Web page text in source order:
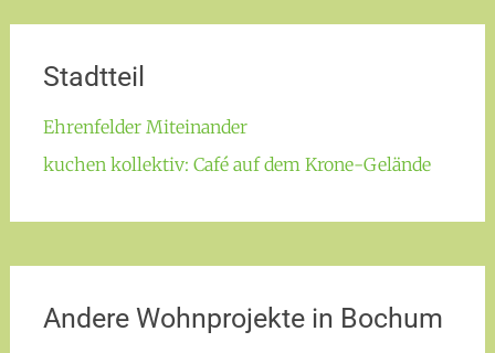
Stadtteil
Ehrenfelder Miteinander
kuchen kollektiv: Café auf dem Krone-Gelände
Andere Wohnprojekte in Bochum